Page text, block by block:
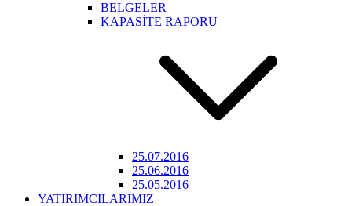
BELGELER
KAPASİTE RAPORU
25.07.2016
25.06.2016
25.05.2016
YATIRIMCILARIMIZ